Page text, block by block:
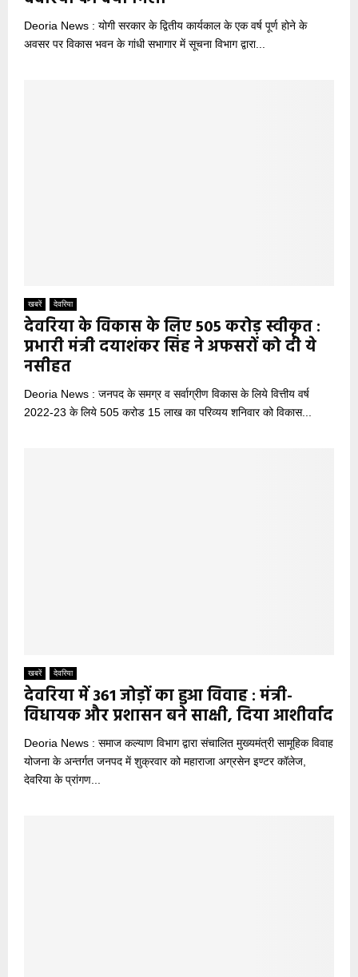
Deoria News : योगी सरकार के द्वितीय कार्यकाल के एक वर्ष पूर्ण होने के
अवसर पर विकास भवन के गांधी सभागार में सूचना विभाग द्वारा...
खबरें देवरिया
देवरिया के विकास के लिए 505 करोड़ स्वीकृत :
प्रभारी मंत्री दयाशंकर सिंह ने अफसरों को दी ये
नसीहत
Deoria News : जनपद के समग्र व सर्वाग्रीण विकास के लिये वित्तीय वर्ष
2022-23 के लिये 505 करोड 15 लाख का परिव्यय शनिवार को विकास...
खबरें देवरिया
देवरिया में 361 जोड़ों का हुआ विवाह : मंत्री-
विधायक और प्रशासन बने साक्षी, दिया आशीर्वाद
Deoria News : समाज कल्याण विभाग द्वारा संचालित मुख्यमंत्री सामूहिक विवाह
योजना के अन्तर्गत जनपद में शुक्रवार को महाराजा अग्रसेन इण्टर कॉलेज,
देवरिया के प्रांगण...